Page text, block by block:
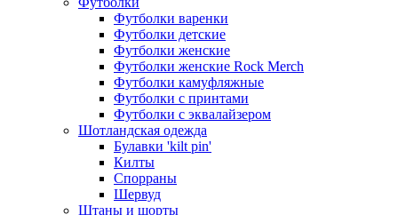
Футболки варенки
Футболки детские
Футболки женские
Футболки женские Rock Merch
Футболки камуфляжные
Футболки с принтами
Футболки с эквалайзером
Шотландская одежда
Булавки 'kilt pin'
Килты
Спорраны
Шервуд
Штаны и шорты